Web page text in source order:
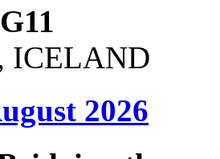
ICELAND
2026